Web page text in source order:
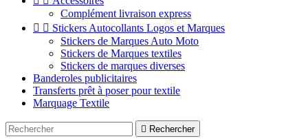
Complément livraison express
  Stickers Autocollants Logos et Marques
Stickers de Marques Auto Moto
Stickers de Marques textiles
Stickers de marques diverses
Banderoles publicitaires
Transferts prêt à poser pour textile
Marquage Textile
 Rechercher